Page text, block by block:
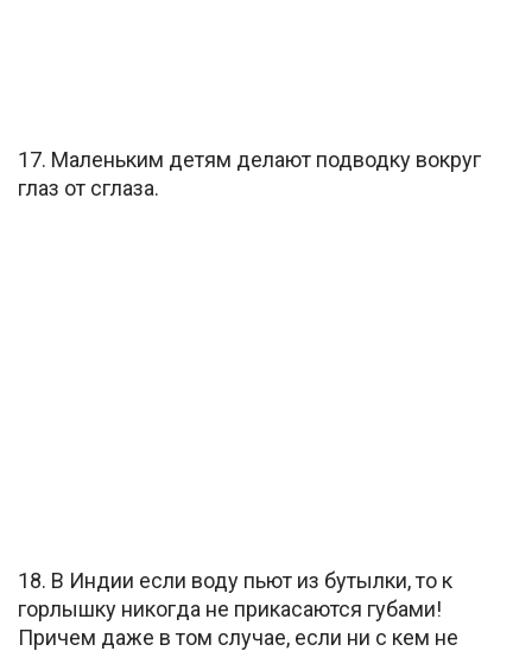
17. Маленьким детям делают подводку вокруг
глаз от сглаза.
18. В Индии если воду пьют из бутылки, то к
горлышку никогда не прикасаются губами!
Причем даже в том случае, если ни с кем не